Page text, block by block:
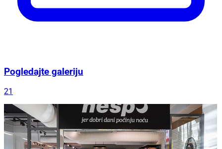
Pogledajte galeriju
21